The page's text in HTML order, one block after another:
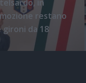
in
restano
gironi da 18